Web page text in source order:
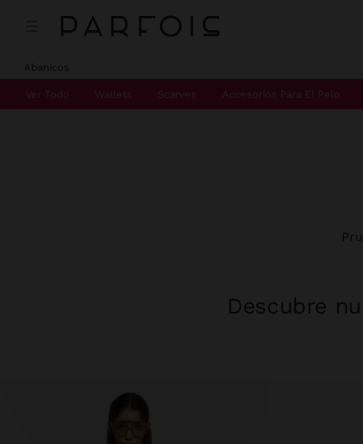
Abanicos
Ver Todo Wallets Scarves Accesorios Para El Pelo
Descubre